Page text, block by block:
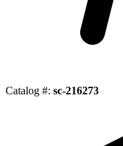
Catalog #: sc-216273